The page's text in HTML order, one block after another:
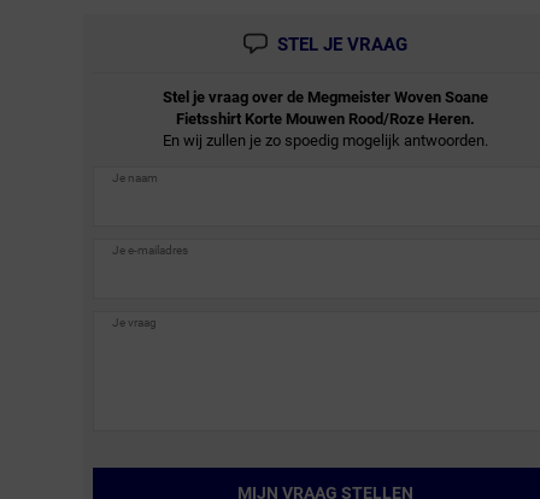
STEL JE VRAAG
Stel je vraag over de Megmeister Woven Soane
Fietsshirt Korte Mouwen Rood/Roze Heren.
En wij zullen je zo spoedig mogelijk antwoorden.
MIJN VRAAG STELLEN